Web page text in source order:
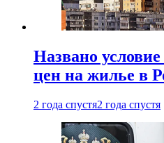
Названо
цен на жилье в
2 года спустя2 года спустя